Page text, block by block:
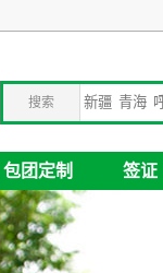
搜索
包团定制 签证